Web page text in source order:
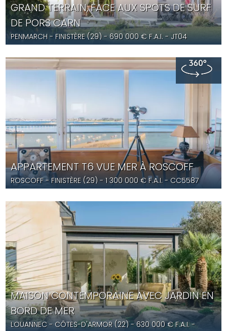
GRAND TERRAIN, FACE AUX SPOTS DE SURF
DE PORS CARN
PENMARCH - FINISTÈRE (29) -690 000€ F.A.I.- JT04
APPARTEMENT T6 VUE MER À ROSCOFF
ROSCOFF- FINISTÈRE (29) -1 300 000 € F.A.I. - CC5587
MAISON CONTEMPORAINE AVEC JARDIN EN
BORD DE MER
LOUANNEC - CÔTES-D'ARMOR (22) -630 000€ F.A.I.-